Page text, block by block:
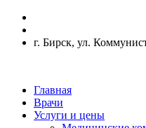
г. Бирск, ул.
Главная
Врачи
Услуги и цены